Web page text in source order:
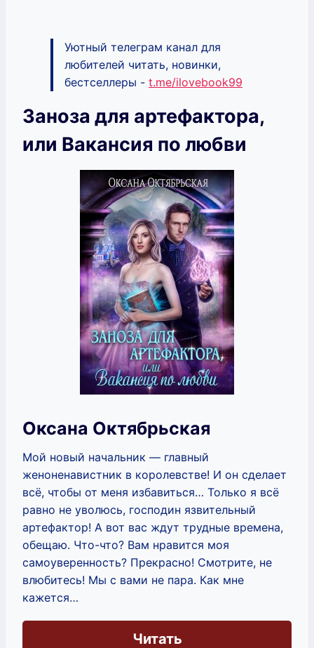
Уютный телеграм канал для
любителей читать, новинки,
бестселлеры - t.me/ilovebook99
Заноза для артефактора,
или Вакансия по любви
Оксана Октябрьская
Мой новый начальник ― главный
женоненавистник в королевстве! И он сделает
всё, чтобы от меня избавиться… Только я всё
равно не уволюсь, господин язвительный
артефактор! А вот вас ждут трудные времена,
обещаю. Что-что? Вам нравится моя
самоуверенность? Прекрасно! Смотрите, не
влюбитесь! Мы с вами не пара. Как мне
кажется…
Читать